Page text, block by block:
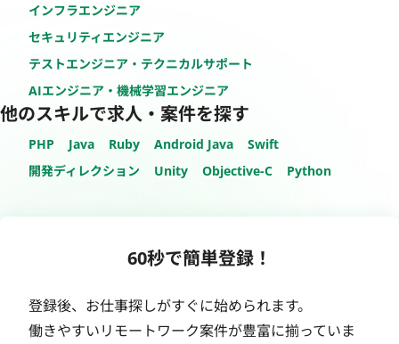
インフラエンジニア
セキュリティエンジニア
テストエンジニア・テクニカルサポート
AIエンジニア・機械学習エンジニア
他のスキルで求人・案件を探す
PHP Java Ruby Android Java
Swift
開発ディレクション
Unity Objective-C Python
60秒で簡単登録！
登録後、お仕事探しがすぐに始められます。
働きやすいリモートワーク案件が豊富に揃っていま